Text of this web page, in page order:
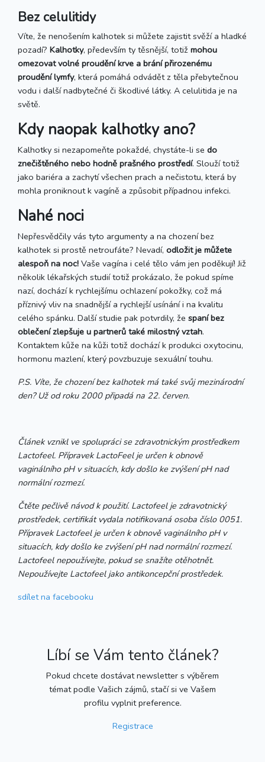
Bez celulitidy
Víte, že nenošením kalhotek si můžete zajistit svěží a hladké
pozadí? Kalhotky, především ty těsnější, totiž mohou
omezovat volné proudění krve a brání přirozenému
proudění lymfy, která pomáhá odvádět z těla přebytečnou
vodu i další nadbytečné či škodlivé látky. A celulitida je na
světě.
Kdy naopak kalhotky ano?
Kalhotky si nezapomeňte pokaždé, chystáte-li se do
znečištěného nebo hodně prašného prostředí. Slouží totiž
jako bariéra a zachytí všechen prach a nečistotu, která by
mohla proniknout k vagíně a způsobit případnou infekci.
Nahé noci
Nepřesvědčily vás tyto argumenty a na chození bez
kalhotek si prostě netroufáte? Nevadí, odložit je můžete
alespoň na noc! Vaše vagína i celé tělo vám jen poděkují! Již
několik lékařských studií totiž prokázalo, že pokud spíme
nazí, dochází k rychlejšímu ochlazení pokožky, což má
příznivý vliv na snadnější a rychlejší usínání i na kvalitu
celého spánku. Další studie pak potvrdily, že spaní bez
oblečení zlepšuje u partnerů také milostný vztah.
Kontaktem kůže na kůži totiž dochází k produkci oxytocinu,
hormonu mazlení, který povzbuzuje sexuální touhu.
P.S. Víte, že chození bez kalhotek má také svůj mezinárodní
den? Už od roku 2000 připadá na 22. červen.
Článek vznikl ve spolupráci se zdravotnickým prostředkem
Lactofeel. Přípravek LactoFeel je určen k obnově
vaginálního pH v situacích, kdy došlo ke zvýšení pH nad
normální rozmezí.
Čtěte pečlivě návod k použití. Lactofeel je zdravotnický
prostředek, certifikát vydala notifikovaná osoba číslo 0051.
Přípravek Lactofeel je určen k obnově vaginálního pH v
situacích, kdy došlo ke zvýšení pH nad normální rozmezí.
Lactofeel nepoužívejte, pokud se snažíte otěhotnět.
Nepoužívejte Lactofeel jako antikoncepční prostředek.
sdíletna facebooku
Líbí se Vám tento článek?
Pokud chcete dostávat newsletter s výběrem
témat podle Vašich zájmů, stačí si ve Vašem
profilu vyplnit preference.
Registrace